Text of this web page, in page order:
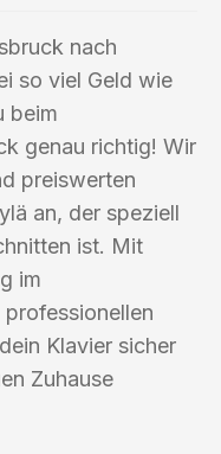
nach
so viel Geld wie
beim
genau richtig! Wir
preiswerten
an, der speziell
ist. Mit
im
Klavier sicher
Zuhause